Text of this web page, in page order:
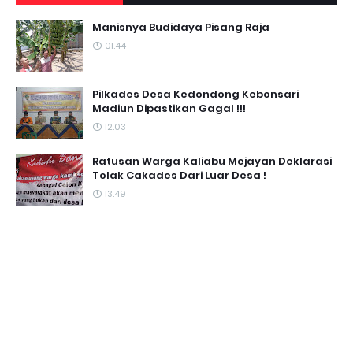
Manisnya Budidaya Pisang Raja
01.44
Pilkades Desa Kedondong Kebonsari
Madiun Dipastikan Gagal !!!
12.03
Ratusan Warga Kaliabu Mejayan Deklarasi
Tolak Cakades Dari Luar Desa !
13.49